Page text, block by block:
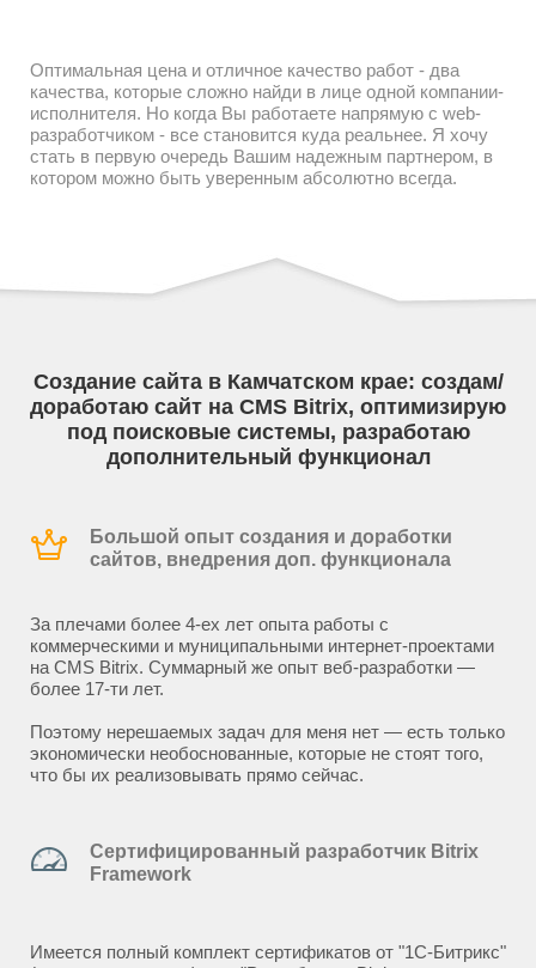
Оптимальная цена и отличное качество работ - два
качества, которые сложно найди в лице одной компании-
исполнителя. Но когда Вы работаете напрямую с web-
разработчиком - все становится куда реальнее. Я хочу
стать в первую очередь Вашим надежным партнером, в
котором можно быть уверенным абсолютно всегда.
Создание сайта в Камчатском крае: создам/
доработаю сайт на CMS Bitrix, оптимизирую
под поисковые системы, разработаю
дополнительный функционал
Большой опыт создания и доработки
сайтов, внедрения доп. функционала
За плечами более 4-ех лет опыта работы с
коммерческими и муниципальными интернет-проектами
на CMS Bitrix. Суммарный же опыт веб-разработки —
более 17-ти лет.
Поэтому нерешаемых задач для меня нет — есть только
экономически необоснованные, которые не стоят того,
что бы их реализовывать прямо сейчас.
Сертифицированный разработчик Bitrix
Framework
Имеется полный комплект сертификатов от "1С-Битрикс"